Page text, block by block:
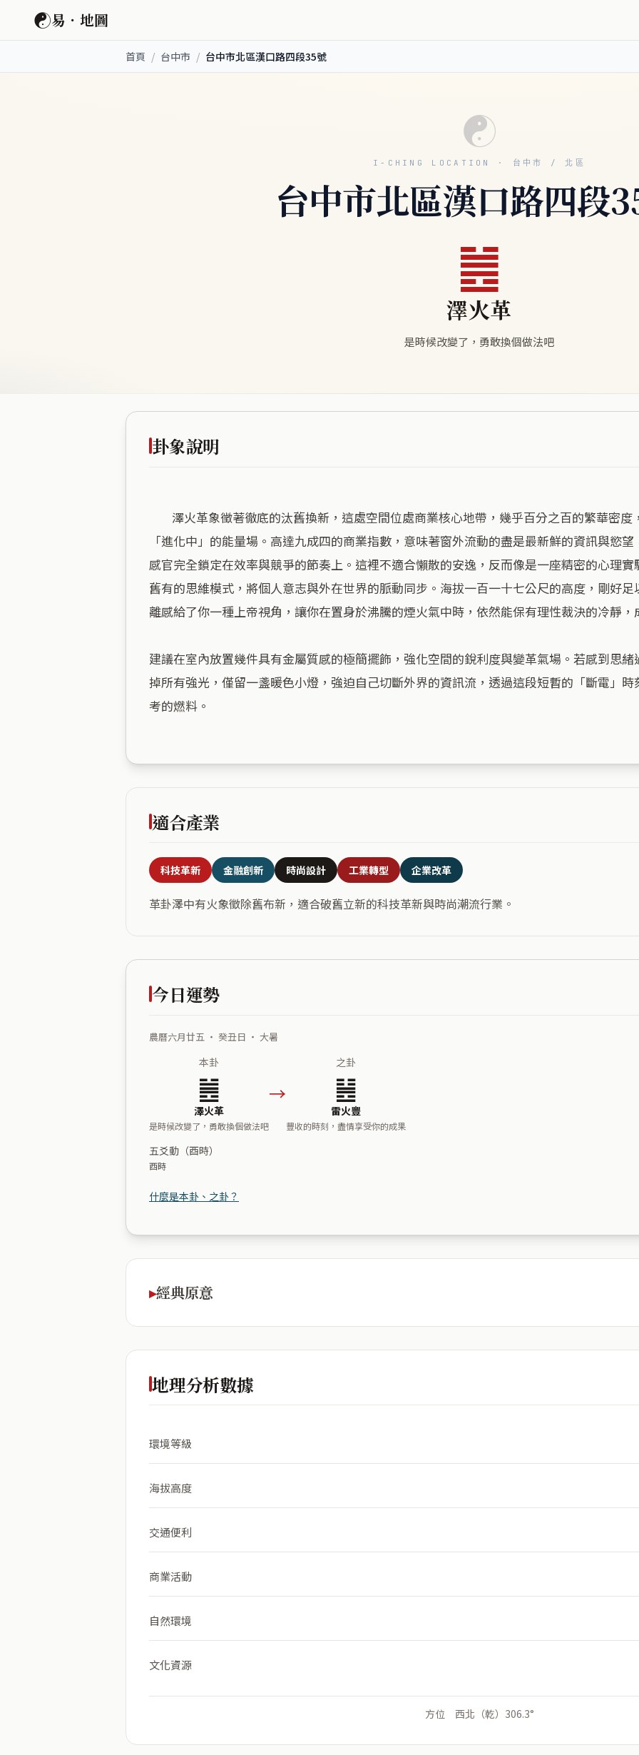
☯易．地圖
首頁 / 台中市 / 台中市北區漢口路四段35號
☯
I-CHING LOCATION · 台中市 / 北區
台中市北區漢口路四段
䷰
澤火革
是時候改變了，勇敢換個做法吧
卦象說明
「進化中」的能量場。高達九成四的商業指數，意味著窗外流動的盡是最新鮮的資訊與慾
感官完全鎖定在效率與競爭的節奏上。這裡不適合懶散的安逸，反而像是一座精密的心理
舊有的思維模式，將個人意志與外在世界的脈動同步。海拔一百一十七公尺的高度，剛好
離感給了你一種上帝視角，讓你在置身於沸騰的煙火氣中時，依然能保有理性裁決的冷靜
建議在室內放置幾件具有金屬質感的極簡擺飾，強化空間的銳利度與變革氣場。若感到思
掉所有強光，僅留一盞暖色小燈，強迫自己切斷外界的資訊流，透過這段短暫的「斷電」
考的燃料。
適合產業
科技革新 金融創新 時尚設計 工業轉型 企業改革
革卦澤中有火象徵除舊布新，適合破舊立新的科技革新與時尚潮流行業。
今日運勢
農曆六月廿五 ・ 癸丑日 ・ 大暑
本卦
䷰
澤火革
是時候改變了，勇敢換個做法吧
→
之卦
䷶
雷火豐
豐收的時刻，盡情享受你的成果
五爻動（酉時）
酉時
什麼是本卦、之卦？
經典原意
地理分析數據
環境等級
海拔高度
交通便利
商業活動
自然環境
文化資源
方位 西北（乾）306.3°